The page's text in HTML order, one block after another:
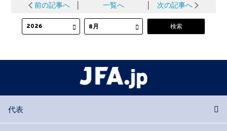
前の記事へ 一覧へ 次の記事へ
代表